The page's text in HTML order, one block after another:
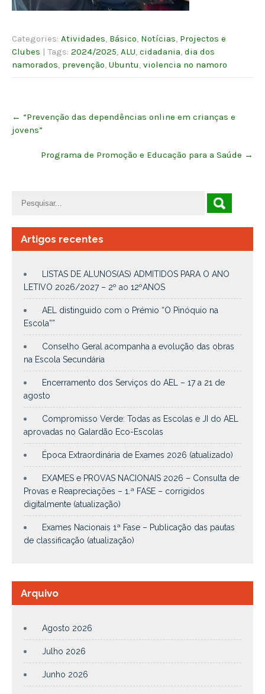
Categories: Atividades, Básico, Notícias, Projectos e
Clubes | Tags: 2024/2025, ALU, cidadania, dia dos
namorados, prevenção, Ubuntu, violencia no namoro
navigation
← “Prevenção das dependências online em crianças e
jovens”
Programa de Promoção e Educação para a Saúde →
Artigos recentes
LISTAS DE ALUNOS(AS) ADMITIDOS PARA O ANO
LETIVO 2026/2027 – 2º ao 12ºANOS
AEL distinguido com o Prémio “O Pinóquio na
Escola””
Conselho Geral acompanha a evolução das obras
na Escola Secundária
Encerramento dos Serviços do AEL – 17 a 21 de
agosto
Compromisso Verde: Todas as Escolas e JI do AEL
aprovadas no Galardão Eco-Escolas
Época Extraordinária de Exames 2026 (atualizado)
EXAMES e PROVAS NACIONAIS 2026 – Consulta de
Provas e Reapreciações – 1.ª FASE – corrigidos
digitalmente (atualização)
Exames Nacionais 1ª Fase – Publicação das pautas
de classificação (atualização)
Arquivo
Agosto 2026
Julho 2026
Junho 2026